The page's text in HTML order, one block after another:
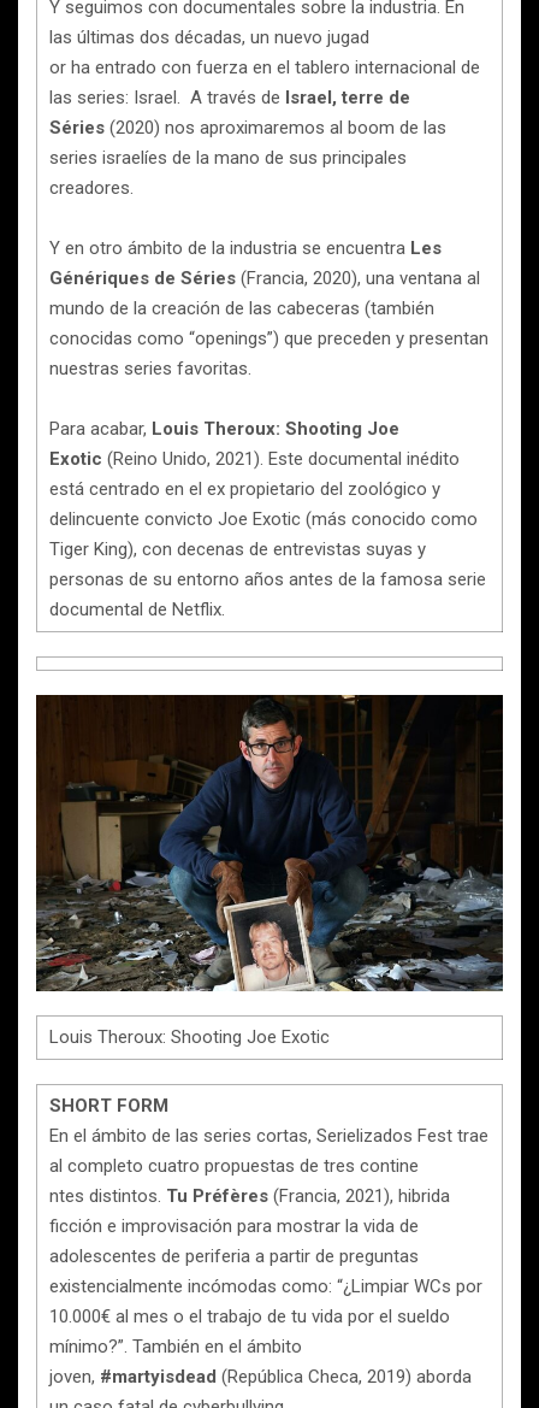
Y seguimos con documentales sobre la industria. En
las últimas dos décadas, un nuevo jugad
or ha entrado con fuerza en el tablero internacional de
las series: Israel. A través de Israel, terre de
Séries (2020) nos aproximaremos al boom de las
series israelíes de la mano de sus principales
creadores.
Y en otro ámbito de la industria se encuentra Les
Génériques de Séries (Francia, 2020), una ventana al
mundo de la creación de las cabeceras (también
conocidas como “openings”) que preceden y presentan
nuestras series favoritas.
Para acabar, Louis Theroux: Shooting Joe
Exotic (Reino Unido, 2021). Este documental inédito
está centrado en el ex propietario del zoológico y
delincuente convicto Joe Exotic (más conocido como
Tiger King), con decenas de entrevistas suyas y
personas de su entorno años antes de la famosa serie
documental de Netflix.
Louis Theroux: Shooting Joe Exotic
SHORT FORM
En el ámbito de las series cortas, Serielizados Fest trae
al completo cuatro propuestas de tres contine
ntes distintos. Tu Préfères (Francia, 2021), hibrida
ficción e improvisación para mostrar la vida de
adolescentes de periferia a partir de preguntas
existencialmente incómodas como: “¿Limpiar WCs por
10.000€ al mes o el trabajo de tu vida por el sueldo
mínimo?”. También en el ámbito
joven, #martyisdead (República Checa, 2019) aborda